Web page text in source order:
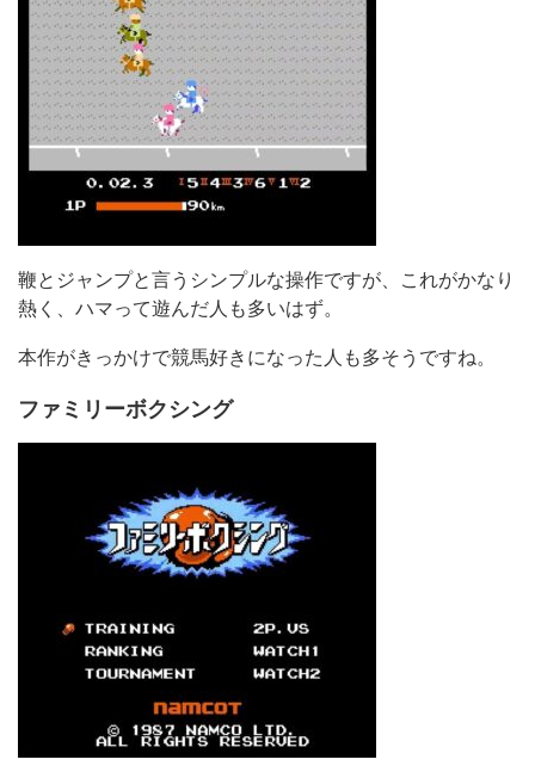
鞭とジャンプと言うシンプルな操作ですが、これがかなり
熱く、ハマって遊んだ人も多いはず。
本作がきっかけで競馬好きになった人も多そうですね。
ファミリーボクシング